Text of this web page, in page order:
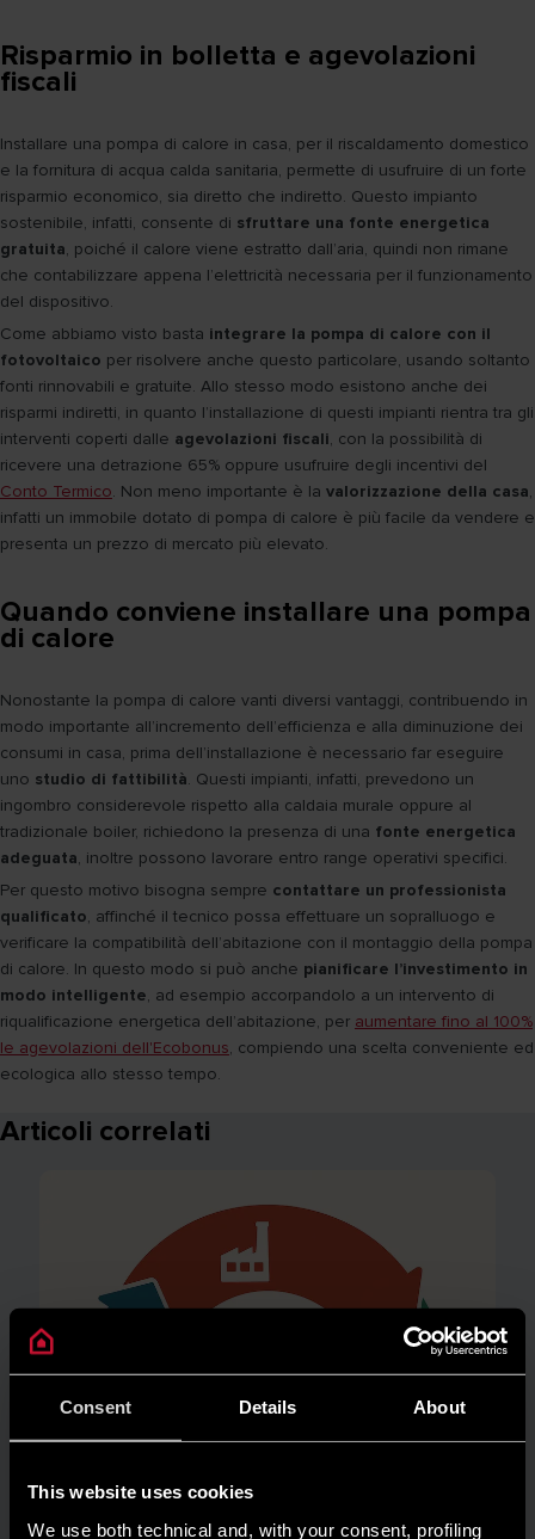
Consent Details About
This website uses cookies
We use both technical and, with your consent, profiling
Risparmio in bolletta e agevolazioni
fiscali
Installare una pompa di calore in casa, per il riscaldamento domestico
e la fornitura di acqua calda sanitaria, permette di usufruire di un forte
risparmio economico, sia diretto che indiretto. Questo impianto
sostenibile, infatti, consente di sfruttare una fonte energetica
gratuita, poiché il calore viene estratto dall’aria, quindi non rimane
che contabilizzare appena l’elettricità necessaria per il funzionamento
del dispositivo.
Come abbiamo visto basta integrare la pompa di calore con il
fotovoltaico per risolvere anche questo particolare, usando soltanto
fonti rinnovabili e gratuite. Allo stesso modo esistono anche dei
risparmi indiretti, in quanto l’installazione di questi impianti rientra tra gli
interventi coperti dalle agevolazioni fiscali, con la possibilità di
ricevere una detrazione 65% oppure usufruire degli incentivi del
Conto Termico. Non meno importante è la valorizzazione della casa,
infatti un immobile dotato di pompa di calore è più facile da vendere e
presenta un prezzo di mercato più elevato.
Quando conviene installare una pompa
di calore
Nonostante la pompa di calore vanti diversi vantaggi, contribuendo in
modo importante all’incremento dell’efficienza e alla diminuzione dei
consumi in casa, prima dell’installazione è necessario far eseguire
uno studio di fattibilità. Questi impianti, infatti, prevedono un
ingombro considerevole rispetto alla caldaia murale oppure al
tradizionale boiler, richiedono la presenza di una fonte energetica
adeguata, inoltre possono lavorare entro range operativi specifici.
Per questo motivo bisogna sempre contattare un professionista
qualificato, affinché il tecnico possa effettuare un sopralluogo e
verificare la compatibilità dell’abitazione con il montaggio della pompa
di calore. In questo modo si può anche pianificare l’investimento in
modo intelligente, ad esempio accorpandolo a un intervento di
riqualificazione energetica dell’abitazione, per aumentare fino al 100%
le agevolazioni dell'Ecobonus, compiendo una scelta conveniente ed
ecologica allo stesso tempo.
Articoli correlati